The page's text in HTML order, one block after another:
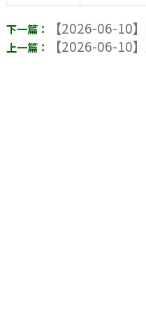
【2026-06-10】
【2026-06-10】